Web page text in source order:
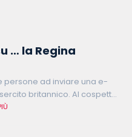
… la Regina
persone ad inviare una e-
britannico. Al cospetto
da osservare: per